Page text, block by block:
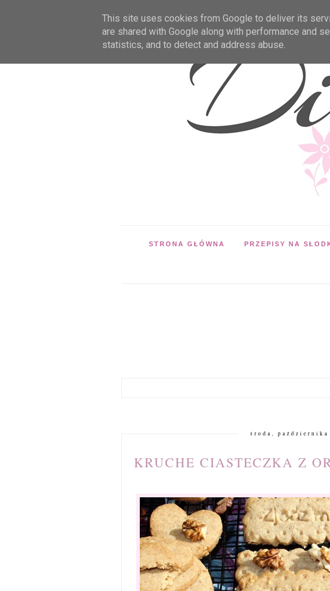
STRONA GŁÓWNA PRZEPISY NA
środa, października
KRUCHE CIASTECZKA Z
This site uses cookies from Google to deliver its
are shared with Google along with performance and
statistics, and to detect and address abuse.